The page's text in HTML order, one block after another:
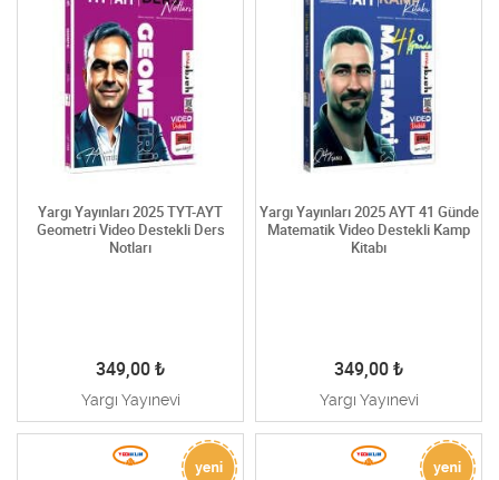
Yargı Yayınları 2025 TYT-AYT
Geometri Video Destekli Ders
Notları
349,00 ₺
Yargı Yayınevi
Yargı Yayınları 2025 AYT 41 Günde
Matematik Video Destekli Kamp
Kitabı
349,00 ₺
Yargı Yayınevi